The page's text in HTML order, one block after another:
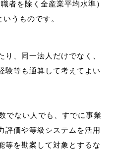
者を除く全産業平均水準）
、同一法人だけでなく、
験等も通算して考えてよい
でない人でも、すでに事業
評価や等級システムを活用
等を勘案して対象とするな